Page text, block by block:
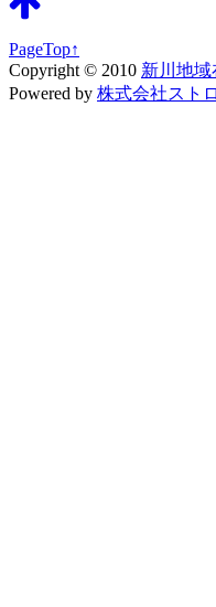
PageTop↑
Copyright © 2010 新川地
Powered by 株式会社スト